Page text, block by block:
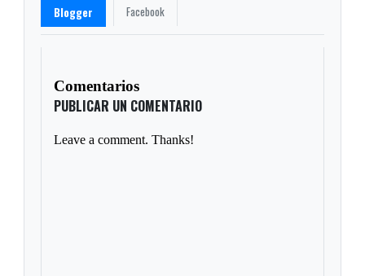
Blogger Facebook
Comentarios
PUBLICAR UN COMENTARIO
Leave a comment. Thanks!